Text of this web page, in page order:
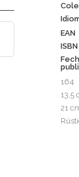
EAN
ISBN
164
13,5
21